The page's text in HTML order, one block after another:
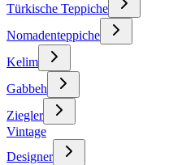
Türkische Teppiche
Nomadenteppiche
Kelim
Gabbeh
Ziegler
Vintage
Designer